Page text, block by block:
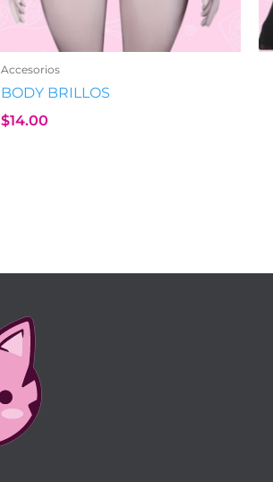
Accesorios
BODY BRILLOS
$14.00